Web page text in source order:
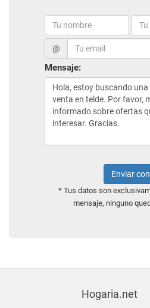
@
Mensaje:
Enviar
* Tus datos son
mensaje, ninguno
Hogaria.net